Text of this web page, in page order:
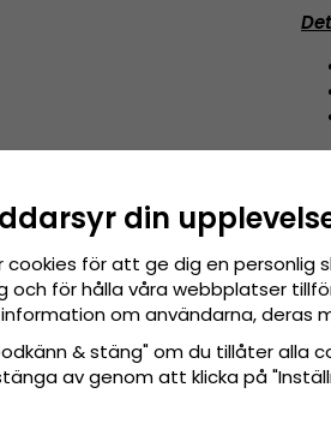
din
cookies för att ge dig en personlig
och för hålla våra webbplatser
om användarna, deras
& stäng" om du tillåter alla
av genom att klicka på